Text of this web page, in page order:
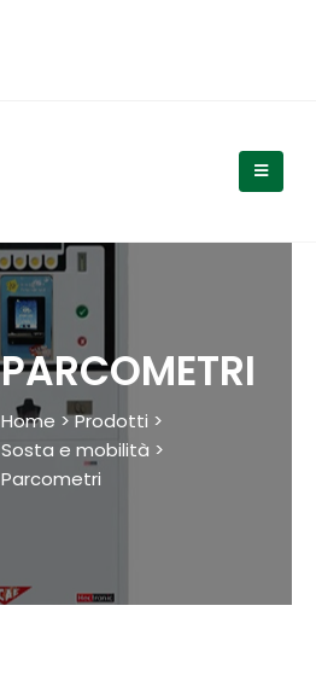
PARCOMETRI
Home > Prodotti >
Sosta e mobilità >
Parcometri